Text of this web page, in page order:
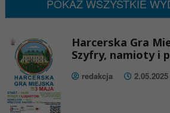
POKAŻ WSZYSTKIE
Harcerska Gra
Szyfry, namioty i
redakcja 2.05.2025